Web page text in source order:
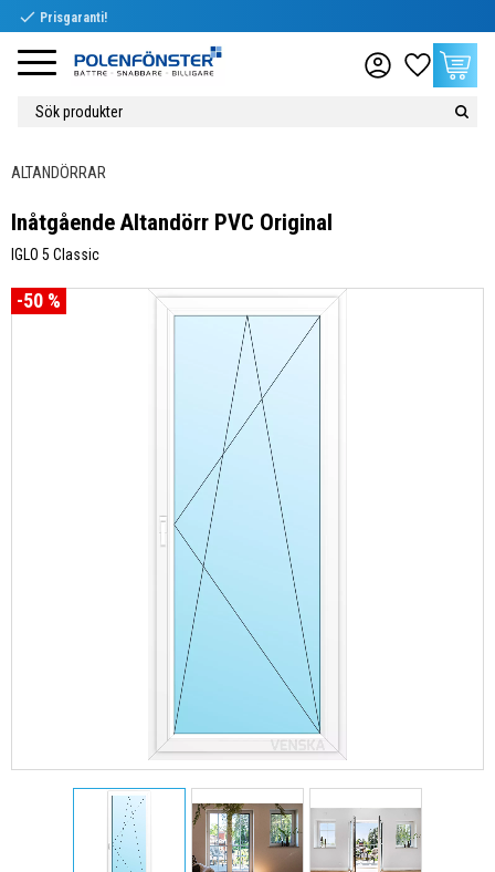
Meny
check Prisgaranti!
Favoriter
ALTANDÖRRAR
Inåtgående Altandörr PVC Original
IGLO 5 Classic
50 %